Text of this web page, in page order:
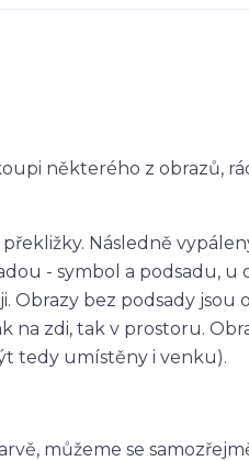
některého z obrazů,
Následně
- symbol a podsadu, u
Obrazy bez podsady jsou
na zdi, tak v prostoru.
tedy umístěny i venku).
můžeme se